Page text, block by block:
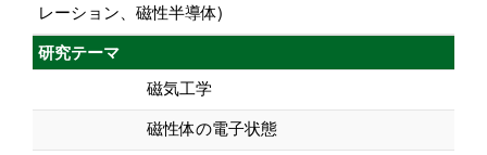
レーション、磁性半導体)
研究テーマ
磁気工学
磁性体の電子状態